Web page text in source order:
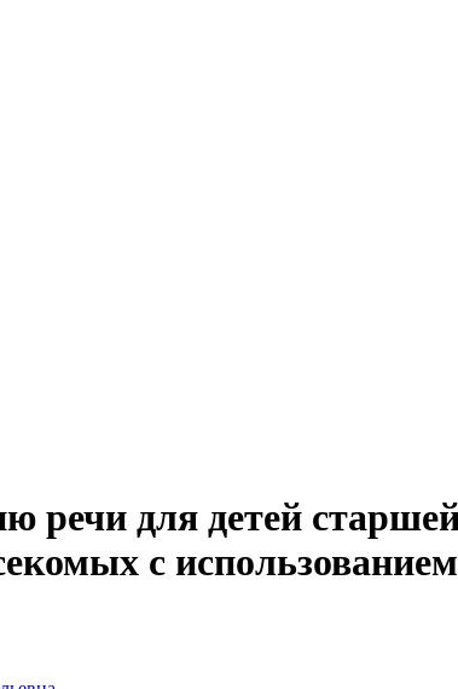
речи для детей
с